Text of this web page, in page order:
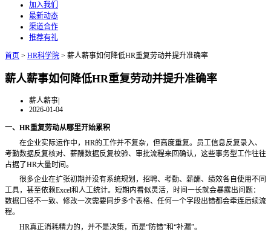
加入我们
最新动态
渠道合作
推荐有礼
首页 > HR科学院 > 薪人薪事如何降低HR重复劳动并提升准确率
薪人薪事如何降低HR重复劳动并提升准确率
薪人薪事|
2026-01-04
一、 HR重复劳动从哪里开始累积
在企业实际运作中， HR的工作并不复杂，但高度重复。员工信息反复录入、
考勤数据反复核对、薪酬数据反复校验、审批流程来回确认，这些事务型工作往往
占据了HR大量时间。
很多企业在扩张初期并没有系统规划，招聘、考勤、薪酬、绩效各自使用不同
工具，甚至依赖Excel和人工统计。短期内看似灵活，时间一长就会暴露出问题：
数据口径不一致、修改一次需要同步多个表格、任何一个字段出错都会牵连后续流
程。
HR真正消耗精力的，并不是决策，而是“防错”和“补漏”。